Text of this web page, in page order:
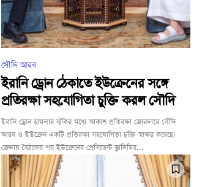
সৌদি আরব
ইরানি ড্রোন ঠেকাতে ইউক্রেনের সঙ্গে
প্রতিরক্ষা সহযোগিতা চুক্তি করল সৌদি
ইরানি ড্রোন হামলার ঝুঁকির মধ্যে আকাশ প্রতিরক্ষা জোরদারে সৌদি
আরব ও ইউক্রেন একটি প্রতিরক্ষা সহযোগিতা চুক্তি স্বাক্ষর করেছে।
জেদ্দায় বৈঠকের পর ইউক্রেনের প্রেসিডেন্ট ভ্লাদিমির...